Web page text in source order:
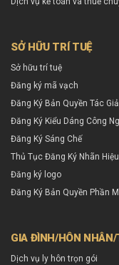
SỞ HỮU TRÍ TUỆ
Sở hữu trí tuệ
Đăng ký mã vạch
Đăng Ký Bản Quyền Tác Giả
Đăng Ký Kiểu Dáng Công
Đăng Ký Sáng Chế
Thủ Tục Đăng Ký Nhãn Hiệu
Đăng ký logo
Đăng Ký Bản Quyền Phần
GIA ĐÌNH/HÔN
Dịch vụ ly hôn trọn gói